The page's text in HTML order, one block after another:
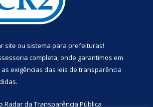
site ou sistema para prefeituras!
completa, onde garantimos em
exigências das leis de transparência
Radar da Transparência Pública